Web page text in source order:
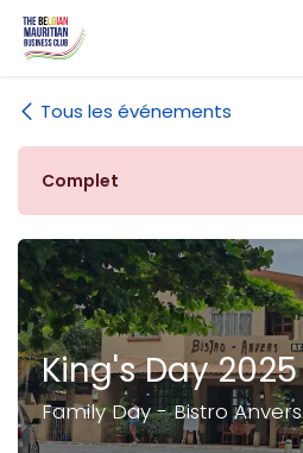
Se rendre au contenu
Tous les événements
Complet
King's Day 2025
Family Day - Bistro